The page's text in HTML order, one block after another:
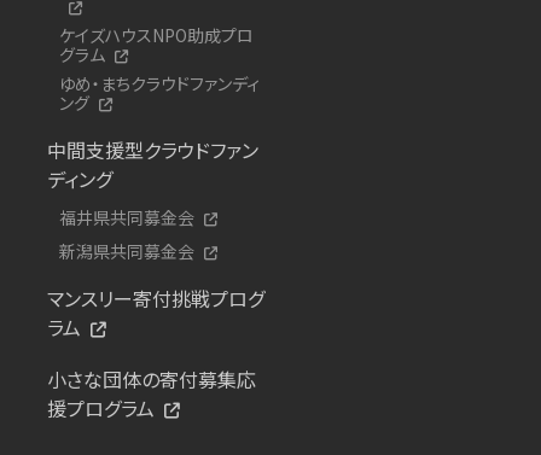
ケイズハウスNPO助成プロ
グラム
ゆめ・まちクラウドファンディ
ング
中間支援型クラウドファン
ディング
福井県共同募金会
新潟県共同募金会
マンスリー寄付挑戦プログ
ラム
小さな団体の寄付募集応
援プログラム